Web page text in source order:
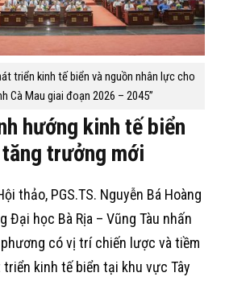
triển kinh tế biển và nguồn nhân lực cho
Cà Mau giai đoạn 2026 – 2045”
hướng kinh tế biển
trưởng mới
thảo, PGS.TS. Nguyễn Bá Hoàng
Đại học Bà Rịa – Vũng Tàu nhấn
phương có vị trí chiến lược và tiềm
kinh tế biển tại khu vực Tây